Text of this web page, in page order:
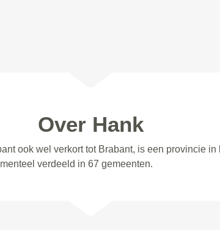
Over Hank
ook wel verkort tot Brabant, is een provincie
verdeeld in 67 gemeenten.